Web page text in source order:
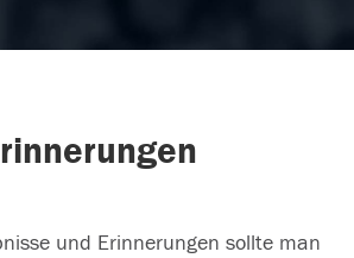
und Erinnerungen sollte man